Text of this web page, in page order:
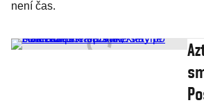
není čas.